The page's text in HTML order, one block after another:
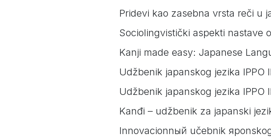
Pridevi kao zasebna vrsta reči u
Sociolingvistički aspekti nastave
Kanji made easy: Japanese
Udžbenik japanskog jezika IPPO
Udžbenik japanskog jezika IPPO
Kanđi – udžbenik za japanski
Innovacionnый učebnik